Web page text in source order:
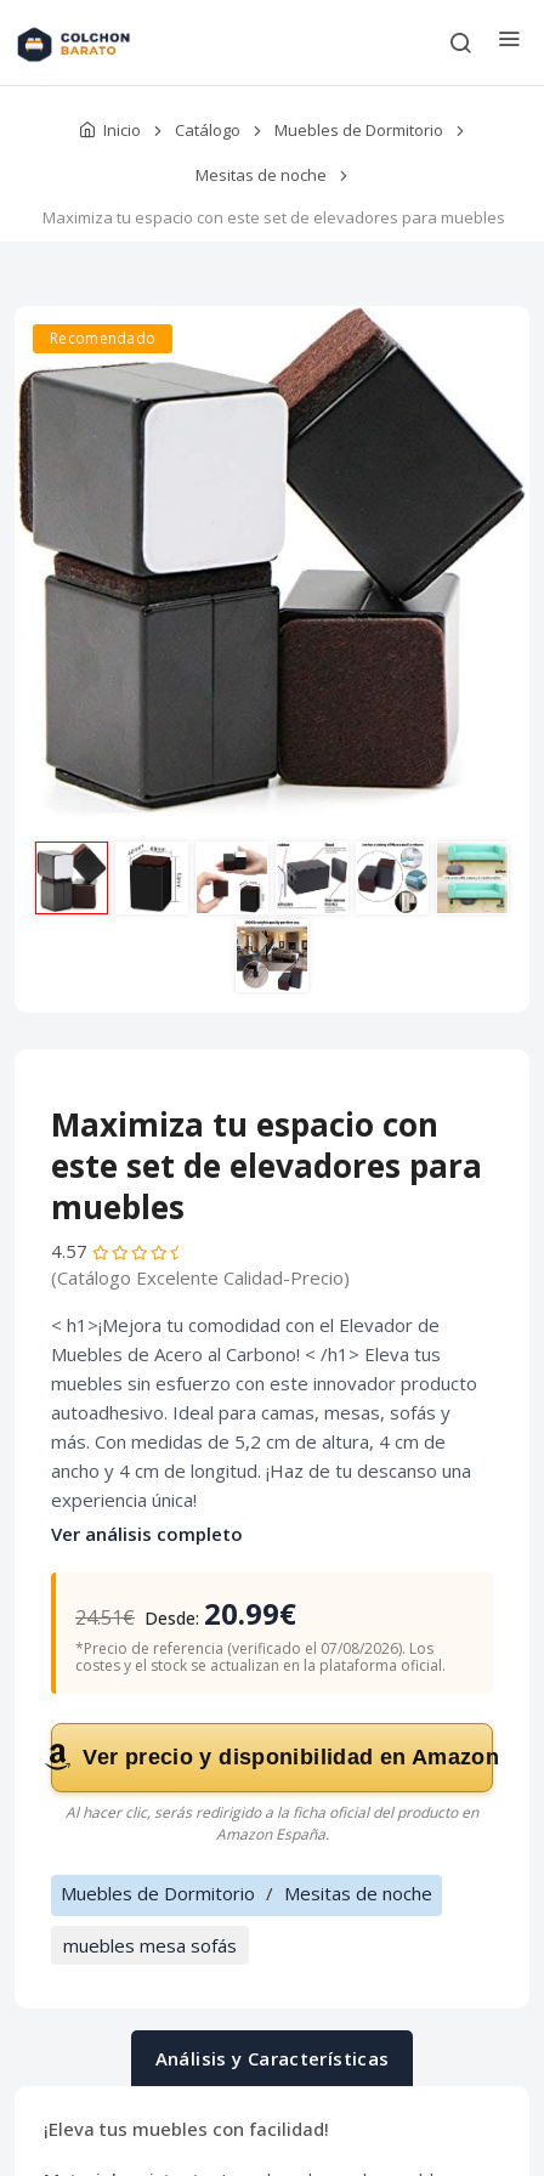
Inicio Catálogo Muebles de Dormitorio
Mesitas de noche
Maximiza tu espacio con este set de elevadores para muebles
Recomendado
Maximiza tu espacio con
este set de elevadores para
muebles
4.57
(Catálogo Excelente Calidad-Precio)
< h1>¡Mejora tu comodidad con el Elevador de
Muebles de Acero al Carbono! < /h1> Eleva tus
muebles sin esfuerzo con este innovador producto
autoadhesivo. Ideal para camas, mesas, sofás y
más. Con medidas de 5,2 cm de altura, 4 cm de
ancho y 4 cm de longitud. ¡Haz de tu descanso una
experiencia única!
Ver análisis completo
24.51€ Desde: 20.99€
*Precio de referencia (verificado el 07/08/2026). Los
costes y el stock se actualizan en la plataforma oficial.
Ver precio y disponibilidad en Amazon
Al hacer clic, serás redirigido a la ficha oficial del producto en
Amazon España.
Muebles de Dormitorio / Mesitas de noche
muebles mesa sofás
Análisis y Características
¡Eleva tus muebles con facilidad!